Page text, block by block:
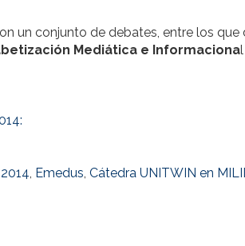
un conjunto de debates, entre los que
Mediática e Informaciona
, Emedus, Cátedra UNITWIN en